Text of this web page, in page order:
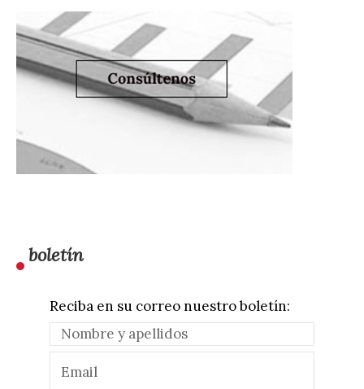
boletín
Reciba en su correo nuestro boletín: